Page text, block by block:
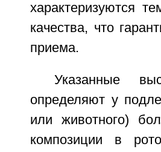
характеризуются
качества, что
приема.
Указанные
определяют у
или животного)
композиции в